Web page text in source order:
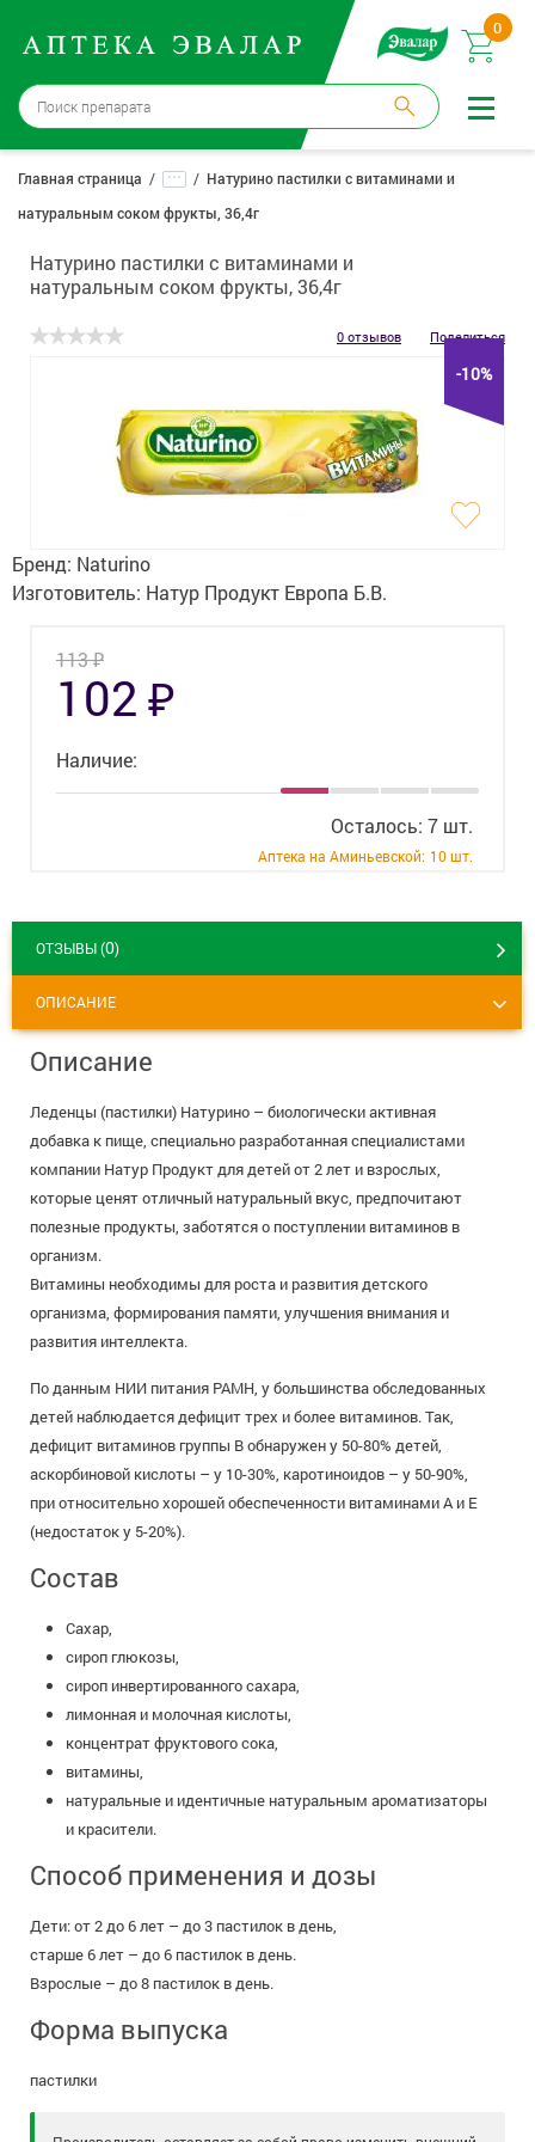
0
Москва→
12 аптек
Войти |
Регистрация
Доставка и оплата
Способ получения:
не выбран,изменить
Изделия медицинского назначения
Планирование семьи
Медтехника
Оптика
Уход за больными
Витаминыи БАД
Скидки и акции
Главная страница ...
Натурино пастилки с витаминами и
натуральным соком фрукты, 36,4г
Натурино пастилки с витаминами и
натуральным соком фрукты, 36,4г
0 отзывов Поделиться
-10%
Бренд: Naturino
Изготовитель: Натур Продукт Европа Б.В.
113₽
102₽
Наличие:
Осталось: 7 шт.
Аптека на Аминьевской: 10 шт.
ОТЗЫВЫ (0)
ОПИСАНИЕ
Описание
Леденцы (пастилки) Натурино – биологически активная
добавка к пище, специально разработанная специалистами
компании Натур Продукт для детей от 2 лет и взрослых,
которые ценят отличный натуральный вкус, предпочитают
полезные продукты, заботятся о поступлении витаминов в
организм.
Витамины необходимы для роста и развития детского
организма, формирования памяти, улучшения внимания и
развития интеллекта.
По данным НИИ питания РАМН, у большинства обследованных
детей наблюдается дефицит трех и более витаминов. Так,
дефицит витаминов группы В обнаружен у 50-80% детей,
аскорбиновой кислоты – у 10-30%, каротиноидов – у 50-90%,
при относительно хорошей обеспеченности витаминами А и Е
(недостаток у 5-20%).
Состав
Сахар,
сироп глюкозы,
сироп инвертированного сахара,
лимонная и молочная кислоты,
концентрат фруктового сока,
витамины,
натуральные и идентичные натуральным ароматизаторы
и красители.
Способ применения и дозы
Дети: от 2 до 6 лет – до 3 пастилок в день,
старше 6 лет – до 6 пастилок в день.
Взрослые – до 8 пастилок в день.
Форма выпуска
пастилки